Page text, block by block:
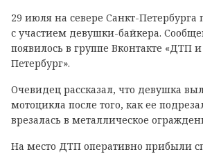
29 июля на севере Санкт-
с участием девушки-байкера.
появилось в группе Вконтакте «ДТП
Петербург».
Очевидец рассказал, что девушка
мотоцикла после того, как ее
врезалась в металлическое
На место ДТП оперативно прибыли